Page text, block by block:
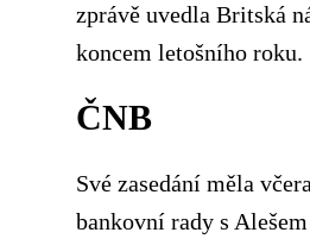
zprávě uvedla Britská
koncem letošního roku.
ČNB
Své zasedání měla
bankovní rady s